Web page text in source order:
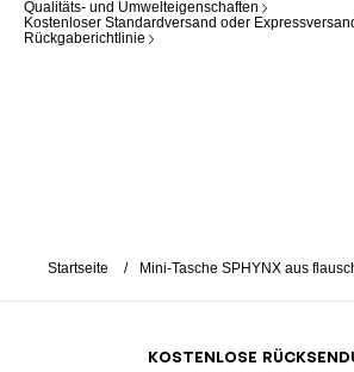
Qualitäts- und Umwelteigenschaften
Kostenloser Standardversand oder
Rückgaberichtlinie
Startseite Mini-Tasche SPHYNX aus
KOSTENLOSE